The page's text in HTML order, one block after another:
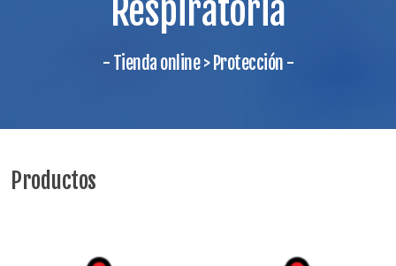
Respiratoria
- Tienda online > Protección -
Productos